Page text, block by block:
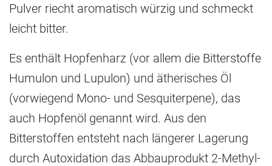
Pulver riecht aromatisch würzig und schmeckt
leicht bitter.
Es enthält Hopfenharz (vor allem die Bitterstoffe
Humulon und Lupulon) und ätherisches Öl
(vorwiegend Mono- und Sesquiterpene), das
auch Hopfenöl genannt wird. Aus den
Bitterstoffen entsteht nach längerer Lagerung
durch Autoxidation das Abbauprodukt 2-Methyl-